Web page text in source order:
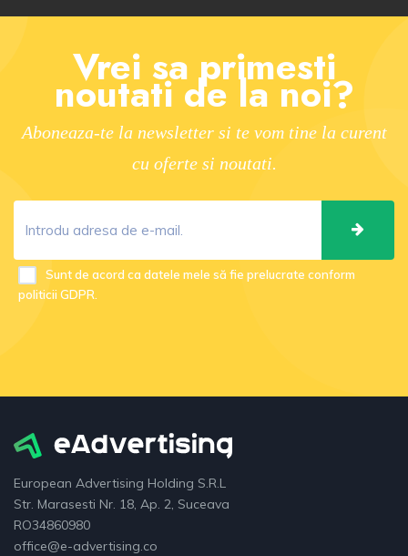
Vrei sa primesti
noutati de la noi?
Aboneaza-te la newsletter si te vom tine la curent
cu oferte si noutati.
Sunt de acord ca datele mele să fie prelucrate conform
politicii GDPR.
European Advertising Holding S.R.L
Str. Marasesti Nr. 18, Ap. 2, Suceava
RO34860980
office@e-advertising.co